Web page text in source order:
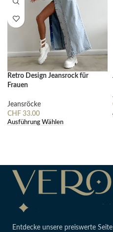
Retro Design Jeansrock für
Frauen
Jeansröcke
CHF 33.00
Ausführung Wählen
Entdecke unsere preiswerte